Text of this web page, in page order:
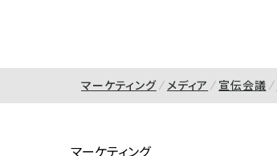
マーケティング メディア 宣伝会議
マーケティング